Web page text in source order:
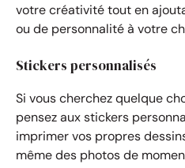
votre créativité tout en
ou de personnalité à votre
Stickers personnalisés
Si vous cherchez quelque
pensez aux stickers
imprimer vos propres
même des photos de